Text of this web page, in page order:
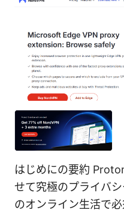
はじめにの要約
せて究極のプライバ
のオンライン生活で